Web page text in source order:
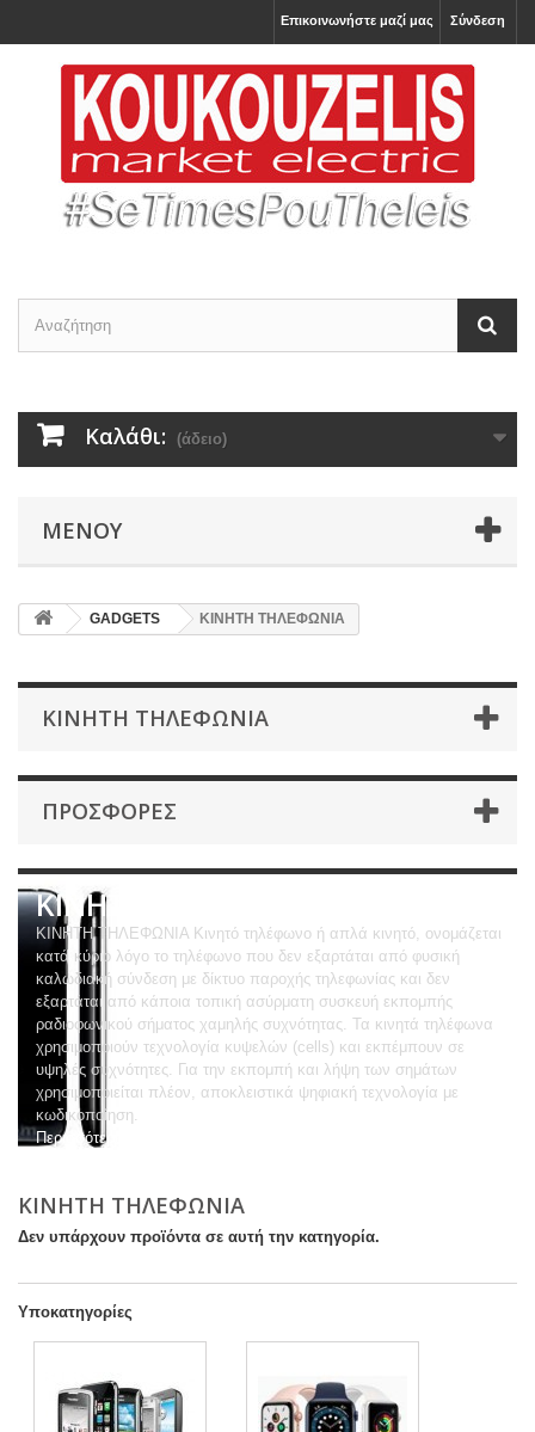
Σύνδεση
Επικοινωνήστε μαζί μας
Καλάθι: (άδειο)
ΜΕΝΟΎ
GADGETS ΚΙΝΗΤΗ ΤΗΛΕΦΩΝΙΑ
ΚΙΝΗΤΗ ΤΗΛΕΦΩΝΙΑ
ΠΡΟΣΦΟΡΈΣ
ΚΙΝΗΤΗ ΤΗΛΕΦΩΝΙΑ
ΚΙΝΗΤΗ ΤΗΛΕΦΩΝΙΑ Κινητό τηλέφωνο ή απλά κινητό, ονομάζεται
κατά κύριο λόγο το τηλέφωνο που δεν εξαρτάται από φυσική
καλωδιακή σύνδεση με δίκτυο παροχής τηλεφωνίας και δεν
εξαρτάται από κάποια τοπική ασύρματη συσκευή εκπομπής
ραδιοφωνικού σήματος χαμηλής συχνότητας. Τα κινητά τηλέφωνα
χρησιμοποιούν τεχνολογία κυψελών (cells) και εκπέμπουν σε
υψηλές συχνότητες. Για την εκπομπή και λήψη των σημάτων
χρησιμοποιείται πλέον, αποκλειστικά ψηφιακή τεχνολογία με
κωδικοποίηση.
Περισσότερα
ΚΙΝΗΤΗ ΤΗΛΕΦΩΝΙΑ
Δεν υπάρχουν προϊόντα σε αυτή την κατηγορία.
Υποκατηγορίες